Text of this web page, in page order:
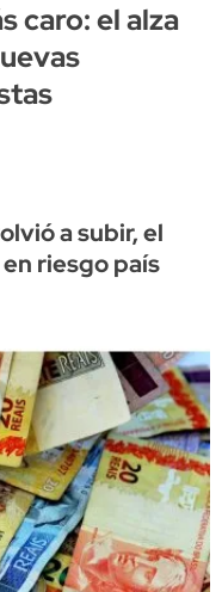
caro: el alza
a subir, el
riesgo país